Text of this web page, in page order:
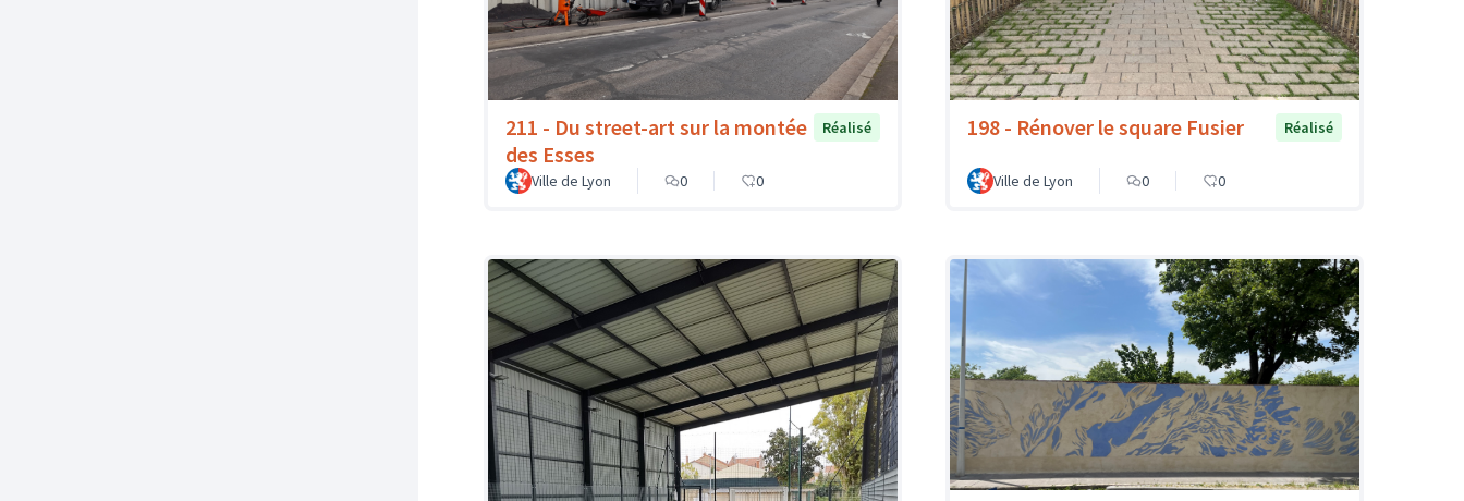
211 - Du street-art sur la montée
des Esses
Réalisé
Ville de Lyon 0 0
198 - Rénover le square Fusier Réalisé
Ville de Lyon 0 0